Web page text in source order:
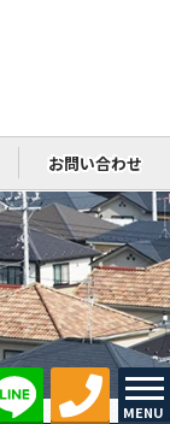
MENU
お問い合わせ